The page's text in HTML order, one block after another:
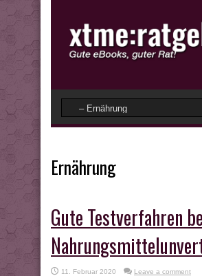
Ernährung
Gute Testverfahren
11. Februar 2020 Leave a comment